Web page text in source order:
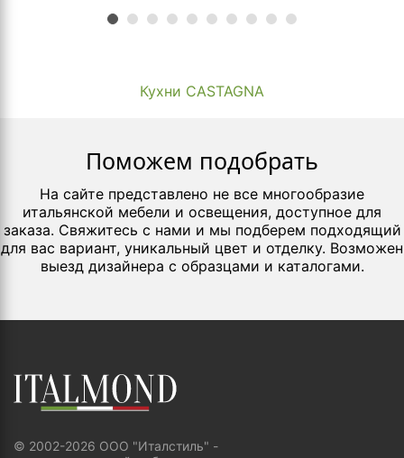
Кухни CASTAGNA
Поможем подобрать
На сайте представлено не все многообразие
итальянской мебели и освещения, доступное для
заказа. Свяжитесь с нами и мы подберем подходящий
для вас вариант, уникальный цвет и отделку. Возможен
выезд дизайнера с образцами и каталогами.
© 2002-2026 ООО "Италстиль" -